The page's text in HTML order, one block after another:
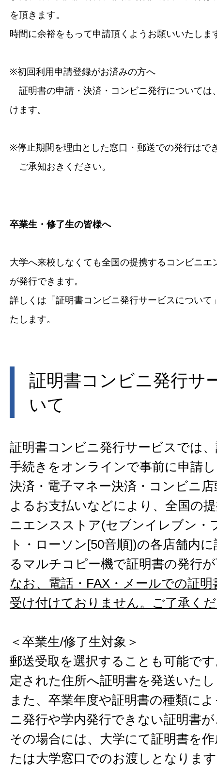
を頂きます。
時間に余裕をもって申請頂くようお願いいたしま
※初回利用申請登録がお済みの方へ
証明書の申請・決済・コンビニ発行については
けます。
※停止期間を理由とした窓口・郵送での発行はで
ご承知おきください。
卒業生・修了生の皆様へ
大学へ来校しなくても全国の提携するコンビニエ
が発行できます。
詳しくは「証明書コンビニ発行サービスについて
たします。
証明書コンビニ発行サ
いて
証明書コンビニ発行サービスでは
手続きをオンラインで事前に申請
決済・電子マネー決済・コンビニ
よるお支払いなどにより、全国の
ニエンスストア(セブンイレブン・
ト・ローソン[50音順])の各店舗内
るマルチコピー機で証明書の発行
なお、電話・FAX・メールでの証明
受け付けておりません。ご了承く
＜卒業生/修了生対象＞
郵送受取を選択することも可能で
定された住所へ証明書を発送いた
また、卒業年度や証明書の種類に
ニ発行や学内発行できない証明書
その場合には、大学にて証明書を
たは大学窓口でのお渡しとなりま